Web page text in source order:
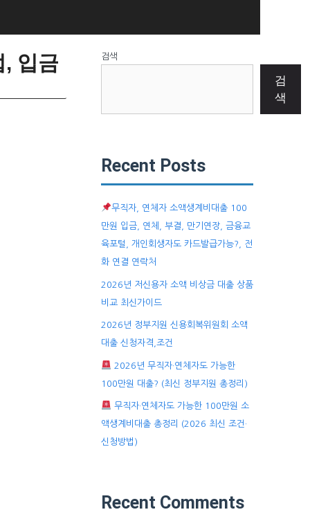
, 입금 검색
검
색
Recent Posts
무직자, 연체자 소액생계비대출 100
만원 입금, 연체, 부결, 만기연장, 금융교
육포털, 개인회생자도 카드발급가능?, 전
화 연결 연락처
2026년 저신용자 소액 비상금 대출 상품
비교 최신가이드
2026년 정부지원 신용회복위원회 소액
대출 신청자격,조건
2026년 무직자·연체자도 가능한
100만원 대출? (최신 정부지원 총정리)
무직자·연체자도 가능한 100만원 소
액생계비대출 총정리 (2026 최신 조건·
신청방법)
Recent Comments